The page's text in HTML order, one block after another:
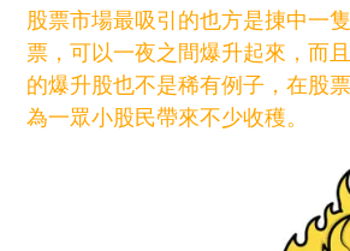
網
站
股票市場最吸引的也方是㨂中一
票，可以一夜之間爆升起來，而
的爆升股也不是稀有例子，在股
為一眾小股民帶來不少收穫。